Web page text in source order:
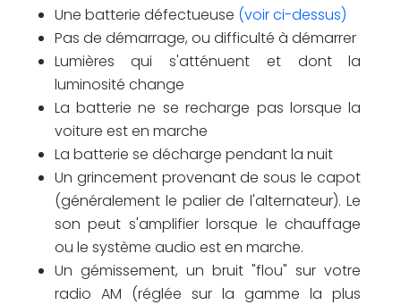
Une batterie défectueuse (voir ci-dessus)
Pas de démarrage, ou difficulté à démarrer
Lumières qui s'atténuent et dont la
luminosité change
La batterie ne se recharge pas lorsque la
voiture est en marche
La batterie se décharge pendant la nuit
Un grincement provenant de sous le capot
(généralement le palier de l'alternateur). Le
son peut s'amplifier lorsque le chauffage
ou le système audio est en marche.
Un gémissement, un bruit "flou" sur votre
radio AM (réglée sur la gamme la plus